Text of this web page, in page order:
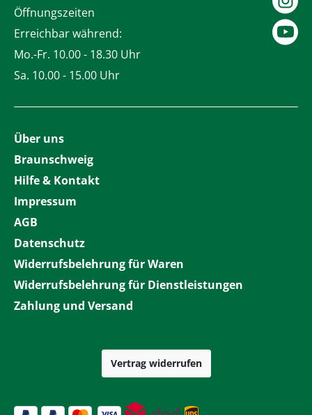
Öffnungszeiten
Erreichbar während:
Mo.-Fr. 10.00 - 18.30 Uhr
Sa. 10.00 - 15.00 Uhr
Über uns
Braunschweig
Hilfe & Kontakt
Impressum
AGB
Datenschutz
Widerrufsbelehrung für Waren
Widerrufsbelehrung für Dienstleistungen
Zahlung und Versand
Vertrag widerrufen